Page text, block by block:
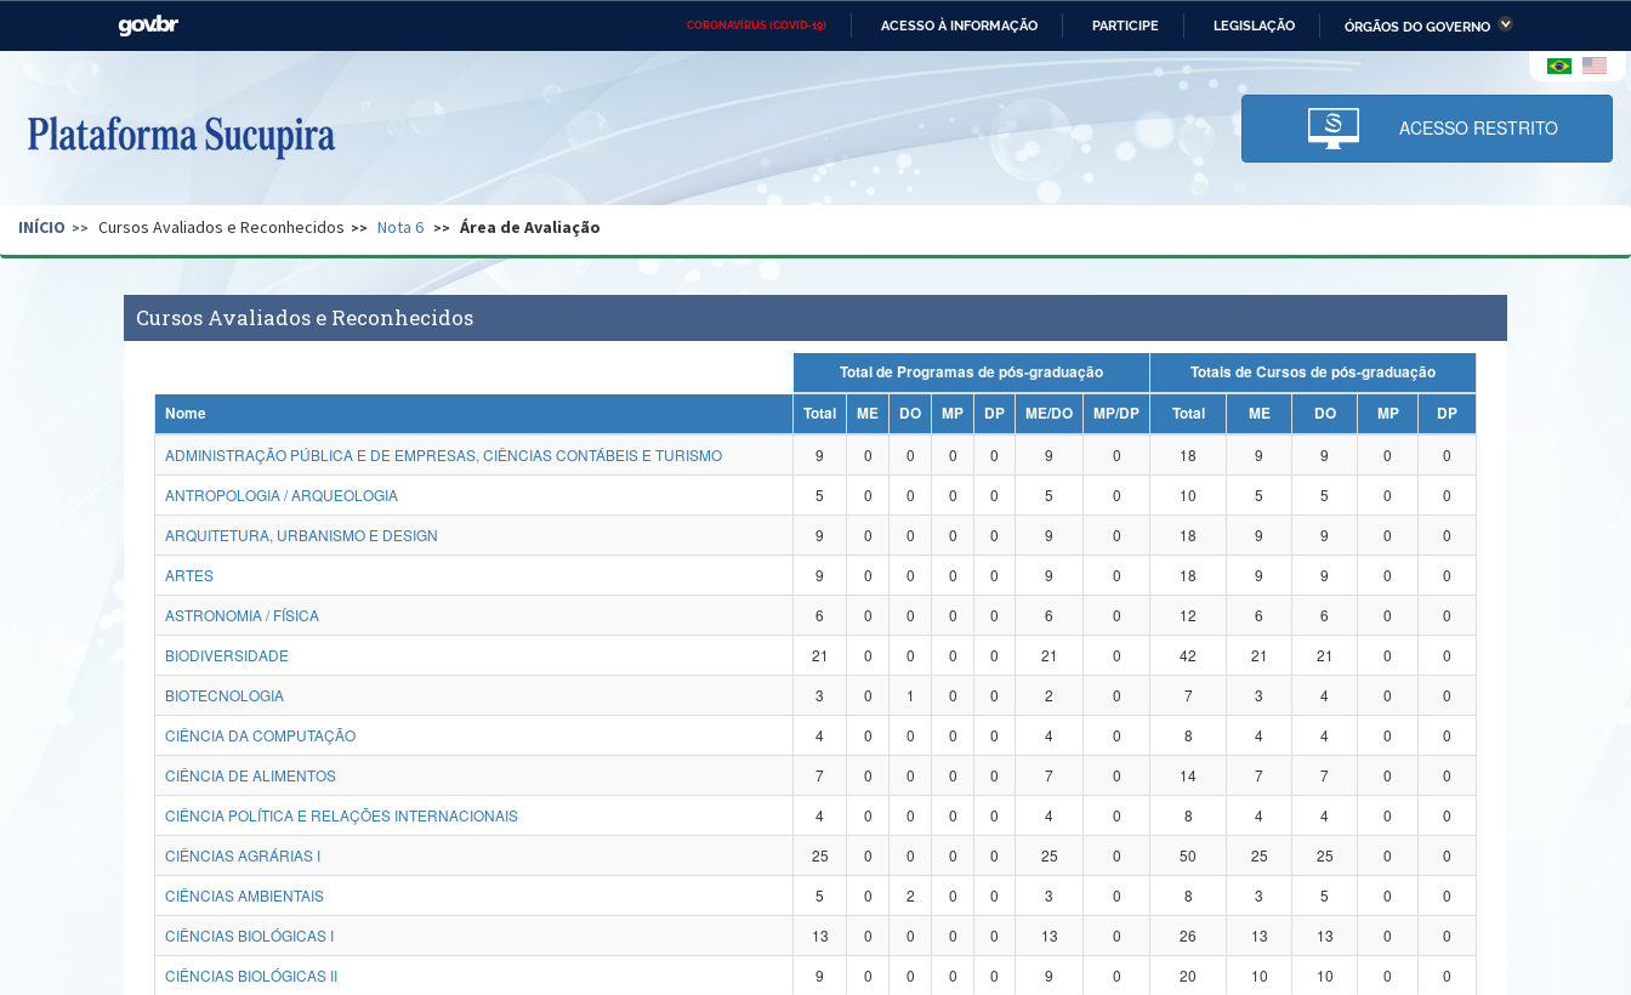
CORONAVÍRUS (COVID-19) ACESSO À INFORMAÇÃO PARTICIPE LEGISLAÇÃO ÓRGÃOS DO GOVERNO
Casa Civil Ministério das Relações Ministério da Economia Ministério da Infraestrutura
Pecuária e Abastecimento
Ministério da Ciência,
Tecnologia, Inovações e
Comunicações
Ministério do Desenvolvimento
Regional e dos Direitos Humanos
Secretaria de Governo Gabinete de Segurança Advocacia-Geral da União Banco Central do Brasil Planalto
ACESSO RESTRITO
INÍCIO Cursos Avaliados e Reconhecidos Nota 6 Área de Avaliação
Cursos Avaliados e Reconhecidos
Total de Programas de pós-graduação
Totais de Cursos de pós-graduação
Nome
Total ME DO MP DP ME/DO MP/DP Total ME DO MP
DP
ADMINISTRAÇÃO PÚBLICA E DE EMPRESAS, CIÊNCIAS CONTÁBEIS E TURISMO
9 0 0 0 0 9 0 18 9 9 0
0
ANTROPOLOGIA / ARQUEOLOGIA
5 0 0 0 0 5 0 10 5 5 0
0
ARQUITETURA, URBANISMO E DESIGN
9 0 0 0 0 9 0 18 9 9 0
0
ARTES
9 0 0 0 0 9 0 18 9 9 0
0
ASTRONOMIA / FÍSICA
6 0 0 0 0 6 0 12 6 6 0
0
BIODIVERSIDADE
21 0 0 0 0 21 0 42 21 21 0
0
BIOTECNOLOGIA
3 0 1 0 0 2 0 7 3 4 0
0
CIÊNCIA DA COMPUTAÇÃO
4 0 0 0 0 4 0 8 4 4 0
0
CIÊNCIA DE ALIMENTOS
7 0 0 0 0 7 0 14 7 7 0
0
CIÊNCIA POLÍTICA E RELAÇÕES INTERNACIONAIS
4 0 0 0 0 4 0 8 4 4 0
0
CIÊNCIAS AGRÁRIAS I
25 0 0 0 0 25 0 50 25 25 0
0
CIÊNCIAS AMBIENTAIS
5 0 2 0 0 3 0 8 3 5 0
0
CIÊNCIAS BIOLÓGICAS I
13 0 0 0 0 13 0 26 13 13 0
0
CIÊNCIAS BIOLÓGICAS II
9 0 0 0 0 9 0 20 10 10 0
0